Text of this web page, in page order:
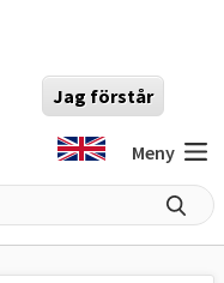
Jag förstår
Meny